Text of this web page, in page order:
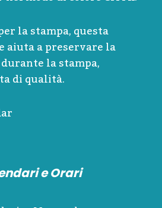
la stampa, questa
aiuta a preservare la
la stampa,
di qualità.
e Orari